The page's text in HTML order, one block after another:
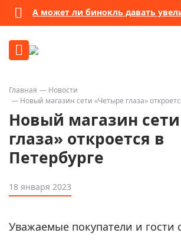
А может ли бинокль давать
Главная
Новости
Новый магазин сети «Четыре глаза»
Новый магазин
глаза» откроется в
Петербурге
18 января 2023
Уважаемые покупатели и гости